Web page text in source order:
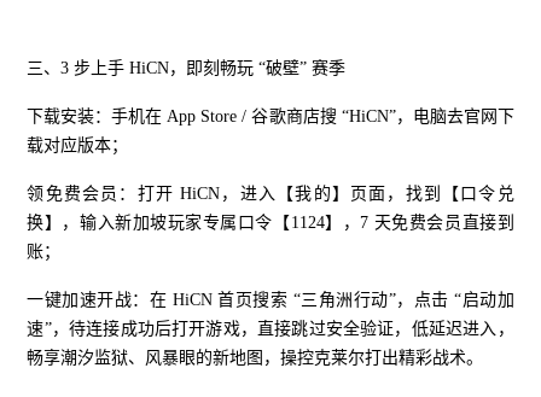
三、3 步上手 HiCN，即刻畅玩 “破壁” 赛季
下载安装：手机在 App Store / 谷歌商店搜 “HiCN”，电脑去官网下
载对应版本；
领免费会员：打开 HiCN，进入【我的】页面，找到【口令兑
换】，输入新加坡玩家专属口令【1124】，7 天免费会员直接到
账；
一键加速开战：在 HiCN 首页搜索 “三角洲行动”，点击 “启动加
速”，待连接成功后打开游戏，直接跳过安全验证，低延迟进入，
畅享潮汐监狱、风暴眼的新地图，操控克莱尔打出精彩战术。